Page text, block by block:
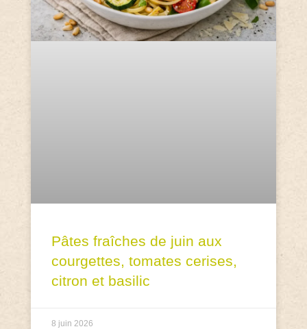
Pâtes fraîches de juin aux
courgettes, tomates cerises,
citron et basilic
8 juin 2026